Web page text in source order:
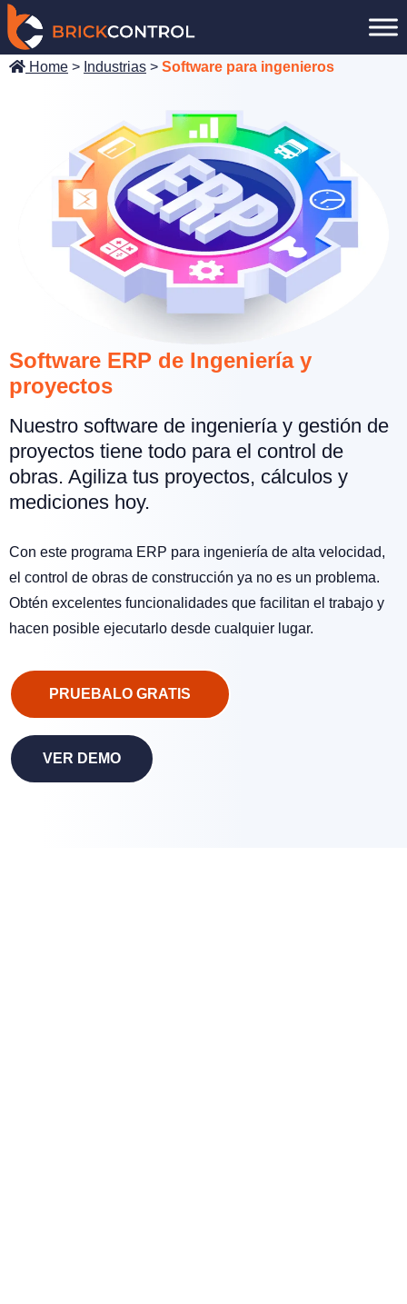
Saltar
al
contenido
Home > Industrias > Software para ingenieros
Software ERP de Ingeniería y
proyectos
Nuestro software de ingeniería y gestión de
proyectos tiene todo para el control de
obras. Agiliza tus proyectos, cálculos y
mediciones hoy.
Con este programa ERP para ingeniería de alta velocidad,
el control de obras de construcción ya no es un problema.
Obtén excelentes funcionalidades que facilitan el trabajo y
hacen posible ejecutarlo desde cualquier lugar.
PRUEBALO GRATIS
VER DEMO